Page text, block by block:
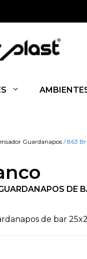
Guardanapos / 863
DE
de bar